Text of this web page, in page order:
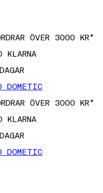
ÖVER 3000 KR*
KLARNA
DOMETIC
ÖVER 3000 KR*
KLARNA
DOMETIC